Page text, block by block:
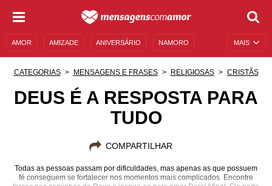
MAIS
AMOR AMIZADE ANIVERSÁRIO NAMORO
UNIVERSO FEMININO
MENSAGENS DE ANIVERSÁRIO
CATEGORIAS MENSAGENS E FRASES RELIGIOSAS CRISTÃS
DEUS É A RESPOSTA PARA
TUDO
COMPARTILHAR
Todas as pessoas passam por dificuldades, mas apenas as que possuem
fé conseguem se fortalecer nos momentos mais complicados. Encontre